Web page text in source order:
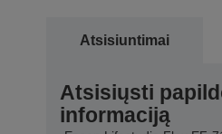
Atsisiuntimai
Atsisiųsti
informaciją